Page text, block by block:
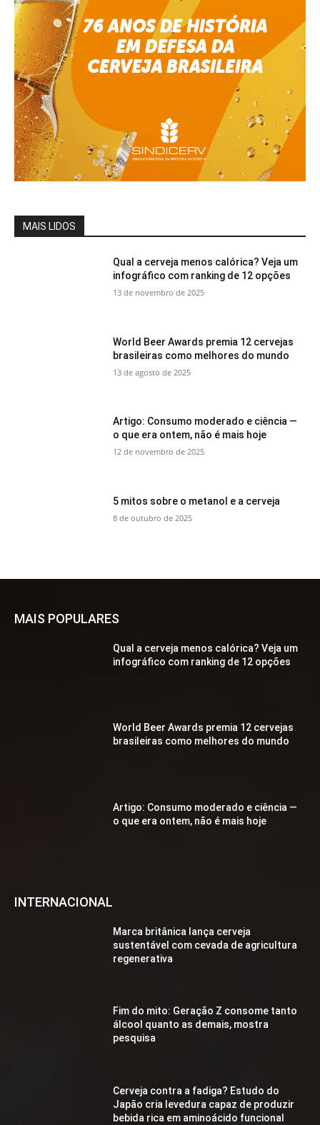
MAIS LIDOS
Qual a cerveja menos calórica? Veja um
infográfico com ranking de 12 opções
13 de novembro de 2025
World Beer Awards premia 12 cervejas
brasileiras como melhores do mundo
13 de agosto de 2025
Artigo: Consumo moderado e ciência —
o que era ontem, não é mais hoje
12 de novembro de 2025
5 mitos sobre o metanol e a cerveja
8 de outubro de 2025
MAIS POPULARES
Qual a cerveja menos calórica? Veja um
infográfico com ranking de 12 opções
World Beer Awards premia 12 cervejas
brasileiras como melhores do mundo
Artigo: Consumo moderado e ciência —
o que era ontem, não é mais hoje
INTERNACIONAL
Marca britânica lança cerveja
sustentável com cevada de agricultura
regenerativa
Fim do mito: Geração Z consome tanto
álcool quanto as demais, mostra
pesquisa
Cerveja contra a fadiga? Estudo do
Japão cria levedura capaz de produzir
bebida rica em aminoácido funcional